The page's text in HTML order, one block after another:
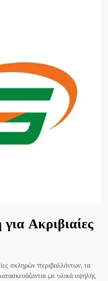
Ακριβιαίες
σκληρών περιβαλλόντων, τα
με υλικά υψηλής